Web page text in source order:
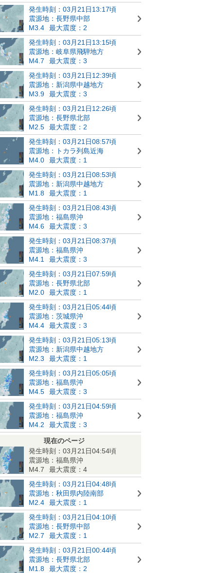
発生時刻：03月21日13:17頃
震源地：長野県中部
M3.4
最大震度：2
発生時刻：03月21日13:15頃
震源地：岐阜県飛騨地方
M4.7
最大震度：3
発生時刻：03月21日12:39頃
震源地：新潟県中越地方
M3.9
最大震度：3
発生時刻：03月21日12:26頃
震源地：長野県北部
M2.5
最大震度：2
発生時刻：03月21日08:57頃
震源地：トカラ列島近海
M4.0
最大震度：1
発生時刻：03月21日08:53頃
震源地：新潟県中越地方
M1.8
最大震度：1
発生時刻：03月21日08:43頃
震源地：福島県沖
M4.6
最大震度：3
発生時刻：03月21日08:37頃
震源地：福島県沖
M4.1
最大震度：3
発生時刻：03月21日07:59頃
震源地：長野県北部
M2.0
最大震度：1
発生時刻：03月21日05:44頃
震源地：茨城県沖
M4.4
最大震度：3
発生時刻：03月21日05:13頃
震源地：新潟県中越地方
M2.3
最大震度：1
発生時刻：03月21日05:05頃
震源地：福島県沖
M4.5
最大震度：3
発生時刻：03月21日04:59頃
震源地：福島県沖
M4.2
最大震度：3
現在のページ
発生時刻：03月21日04:54頃
震源地：福島県沖
M4.7
最大震度：4
発生時刻：03月21日04:48頃
震源地：秋田県内陸南部
M2.4
最大震度：1
発生時刻：03月21日04:10頃
震源地：長野県中部
M2.7
最大震度：1
発生時刻：03月21日00:44頃
震源地：長野県北部
M1.8
最大震度：2